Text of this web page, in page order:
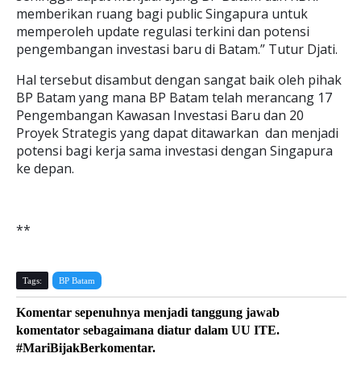
memberikan ruang bagi public Singapura untuk
memperoleh update regulasi terkini dan potensi
pengembangan investasi baru di Batam.” Tutur Djati.
Hal tersebut disambut dengan sangat baik oleh pihak
BP Batam yang mana BP Batam telah merancang 17
Pengembangan Kawasan Investasi Baru dan 20
Proyek Strategis yang dapat ditawarkan dan menjadi
potensi bagi kerja sama investasi dengan Singapura
ke depan.
**
Tags: BP Batam
Komentar sepenuhnya menjadi tanggung jawab
komentator sebagaimana diatur dalam UU ITE.
#MariBijakBerkomentar.